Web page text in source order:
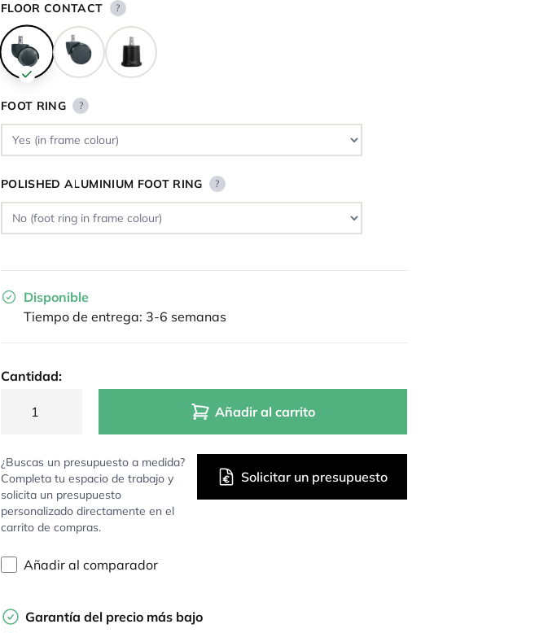
FLOOR CONTACT ?
FOOT RING ?
POLISHED ALUMINIUM FOOT RING ?
Disponible
Tiempo de entrega: 3-6 semanas
Cantidad:
Añadir al carrito
¿Buscas un presupuesto a medida?
Completa tu espacio de trabajo y
solicita un presupuesto
personalizado directamente en el
carrito de compras.
Solicitar un presupuesto
Añadir al comparador
Garantía del precio más bajo